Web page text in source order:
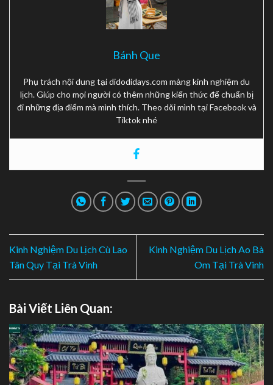
Bánh Que
Phụ trách nội dung tại didodidays.com mảng kinh nghiệm du
lịch. Giúp cho mọi người có thêm những kiến thức để chuẩn bị
đi những địa điểm mà mình thích. Theo dõi mình tại Facebook và
Tiktok nhé
Kinh Nghiệm Du Lịch Cù Lao
Tân Quy Tại Trà Vinh
Kinh Nghiệm Du Lịch Ao Bà
Om Tại Trà Vinh
Bài Viết Liên Quan: